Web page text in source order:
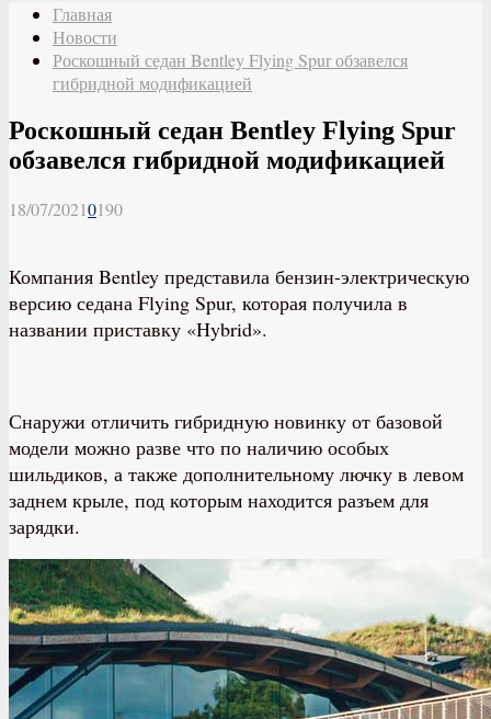
Главная
Новости
Роскошный седан Bentley Flying Spur обзавелся
гибридной модификацией
Роскошный седан Bentley Flying Spur
обзавелся гибридной модификацией
18/07/20210190
Компания Bentley представила бензин-электрическую
версию седана Flying Spur, которая получила в
названии приставку «Hybrid».
Снаружи отличить гибридную новинку от базовой
модели можно разве что по наличию особых
шильдиков, а также дополнительному лючку в левом
заднем крыле, под которым находится разъем для
зарядки.